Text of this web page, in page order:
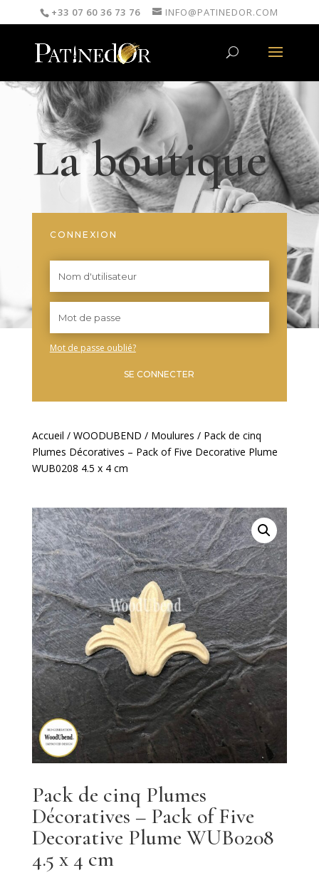
+33 07 60 36 73 76 INFO@PATINEDOR.COM
La boutique
CONNEXION
Mot de passe oublié?
SE CONNECTER
Accueil / WOODUBEND / Moulures / Pack de cinq
Plumes Décoratives – Pack of Five Decorative Plume
WUB0208 4.5 x 4 cm
Pack de cinq Plumes
Décoratives – Pack of Five
Decorative Plume WUB0208
4.5 x 4 cm